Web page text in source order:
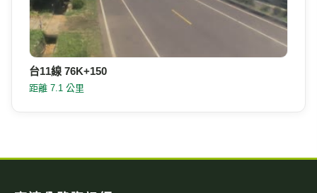
國道與快速公路即時影像、路況，以及國道事故影像資料庫，提供
您出行規劃參考。
本站為民間自發製作，與高速公路局及 1968 專線無關。
即時影像